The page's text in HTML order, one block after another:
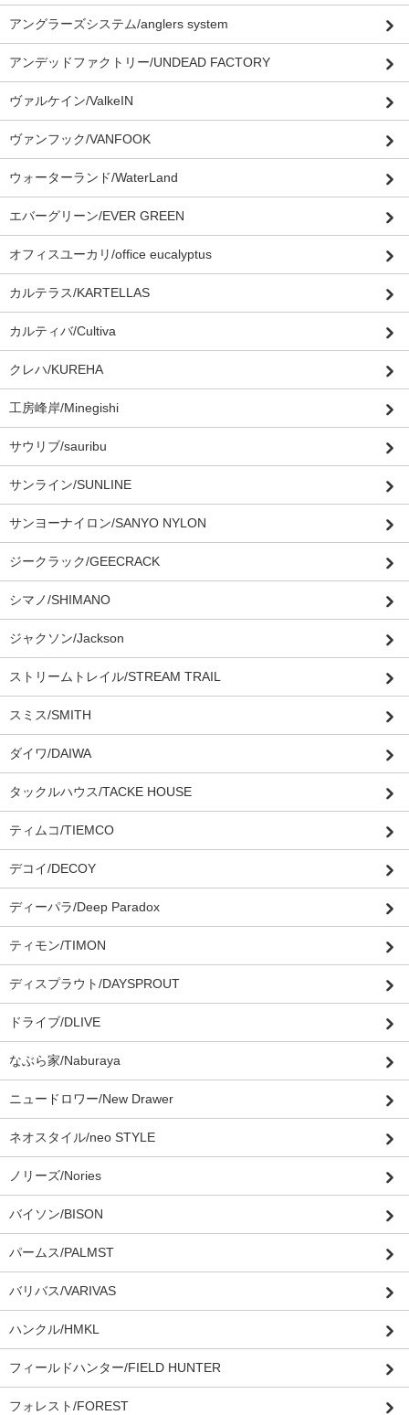
アングラーズシステム/anglers system
アンデッドファクトリー/UNDEAD FACTORY
ヴァルケイン/ValkeIN
ヴァンフック/VANFOOK
ウォーターランド/WaterLand
エバーグリーン/EVER GREEN
オフィスユーカリ/office eucalyptus
カルテラス/KARTELLAS
カルティバ/Cultiva
クレハ/KUREHA
工房峰岸/Minegishi
サウリブ/sauribu
サンライン/SUNLINE
サンヨーナイロン/SANYO NYLON
ジークラック/GEECRACK
シマノ/SHIMANO
ジャクソン/Jackson
ストリームトレイル/STREAM TRAIL
スミス/SMITH
ダイワ/DAIWA
タックルハウス/TACKE HOUSE
ティムコ/TIEMCO
デコイ/DECOY
ディーパラ/Deep Paradox
ティモン/TIMON
ディスプラウト/DAYSPROUT
ドライブ/DLIVE
なぶら家/Naburaya
ニュードロワー/New Drawer
ネオスタイル/neo STYLE
ノリーズ/Nories
バイソン/BISON
パームス/PALMST
バリバス/VARIVAS
ハンクル/HMKL
フィールドハンター/FIELD HUNTER
フォレスト/FOREST